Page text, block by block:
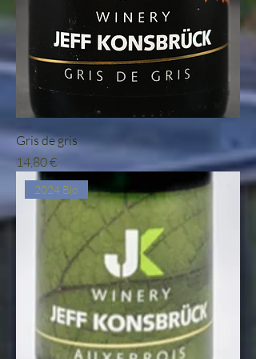
Gris de gris
Prix
14,80 €
2024 Bio